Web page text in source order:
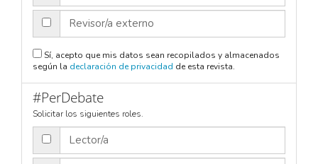
Revisor/a externo
según la declaración de privacidad de esta revista.
#PerDebate
Solicitar los siguientes roles.
Lector/a